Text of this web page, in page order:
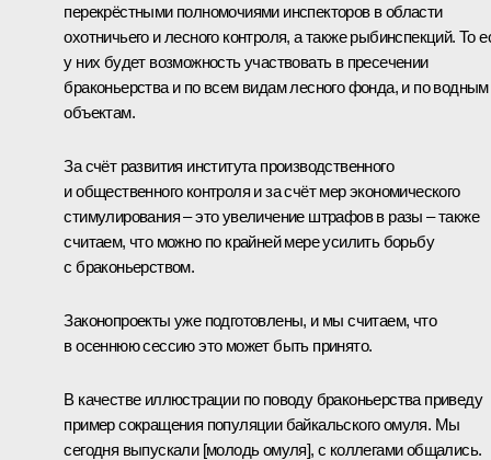
перекрёстными полномочиями инспекторов в области
охотничьего и лесного контроля, а также рыбинспекций. То
у них будет возможность участвовать в пресечении
браконьерства и по всем видам лесного фонда, и по водным
объектам.
За счёт развития института производственного
и общественного контроля и за счёт мер экономического
стимулирования – это увеличение штрафов в разы – также
считаем, что можно по крайней мере усилить борьбу
с браконьерством.
Законопроекты уже подготовлены, и мы считаем, что
в осеннюю сессию это может быть принято.
В качестве иллюстрации по поводу браконьерства приведу
пример сокращения популяции байкальского омуля. Мы
сегодня выпускали [молодь омуля], с коллегами общались.